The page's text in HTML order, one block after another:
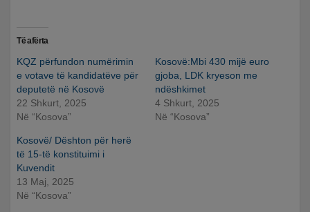
Të afërta
KQZ përfundon numërimin
e votave të kandidatëve për
deputetë në Kosovë
22 Shkurt, 2025
Në “Kosova”
Kosovë:Mbi 430 mijë euro
gjoba, LDK kryeson me
ndëshkimet
4 Shkurt, 2025
Në “Kosova”
Kosovë/ Dështon për herë
të 15-të konstituimi i
Kuvendit
13 Maj, 2025
Në “Kosova”